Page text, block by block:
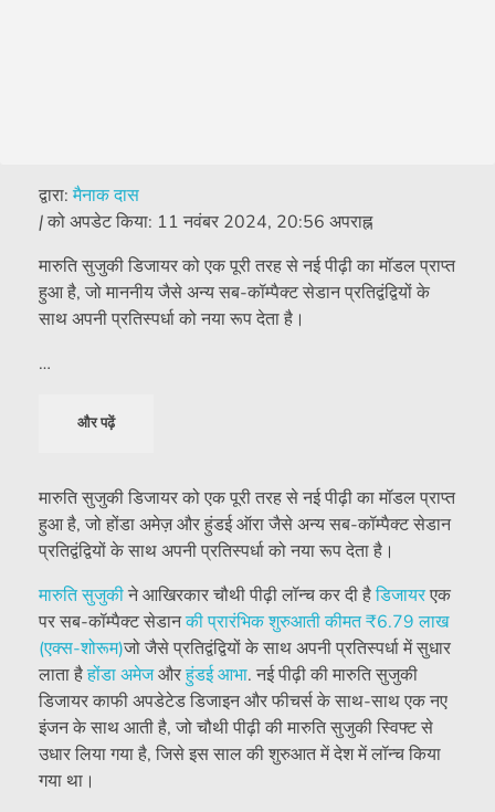
द्वारा:मैनाक दास
|को अपडेट किया: 11 नवंबर 2024, 20:56 अपराह्न
मारुति सुजुकी डिजायर को एक पूरी तरह से नई पीढ़ी का मॉडल प्राप्त
हुआ है, जो माननीय जैसे अन्य सब-कॉम्पैक्ट सेडान प्रतिद्वंद्वियों के
साथ अपनी प्रतिस्पर्धा को नया रूप देता है।
…
और पढ़ें
मारुति सुजुकी डिजायर को एक पूरी तरह से नई पीढ़ी का मॉडल प्राप्त
हुआ है, जो होंडा अमेज़ और हुंडई ऑरा जैसे अन्य सब-कॉम्पैक्ट सेडान
प्रतिद्वंद्वियों के साथ अपनी प्रतिस्पर्धा को नया रूप देता है।
मारुति सुजुकीने आखिरकार चौथी पीढ़ी लॉन्च कर दी हैडिजायरएक
पर सब-कॉम्पैक्ट सेडानकी प्रारंभिक शुरुआती कीमत₹6.79 लाख
(एक्स-शोरूम)जो जैसे प्रतिद्वंद्वियों के साथ अपनी प्रतिस्पर्धा में सुधार
लाता हैहोंडाअमेजऔरहुंडईआभा. नई पीढ़ी की मारुति सुजुकी
डिजायर काफी अपडेटेड डिजाइन और फीचर्स के साथ-साथ एक नए
इंजन के साथ आती है, जो चौथी पीढ़ी की मारुति सुजुकी स्विफ्ट से
उधार लिया गया है, जिसे इस साल की शुरुआत में देश में लॉन्च किया
गया था।